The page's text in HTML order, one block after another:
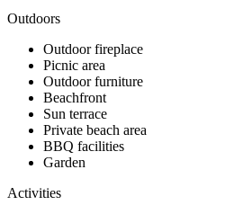
Outdoors
Outdoor fireplace
Picnic area
Outdoor furniture
Beachfront
Sun terrace
Private beach area
BBQ facilities
Garden
Activities